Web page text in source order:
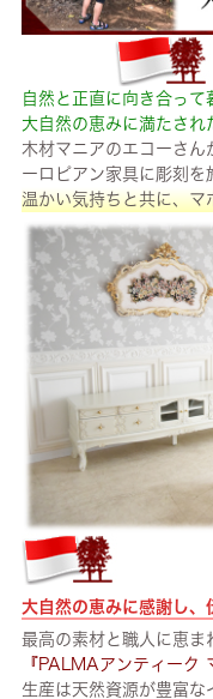
自然と正直に向き合って
大自然の恵みに満たされ
木材マニアのエコーさん
ーロピアン家具に彫刻を
温かい気持ちと共に、マ
大自然の恵みに感謝し、
最高の素材と職人に恵
『PALMAアンティーク
生産は天然資源が豊富な